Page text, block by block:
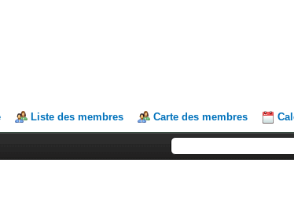
Liste des membres Carte des membres